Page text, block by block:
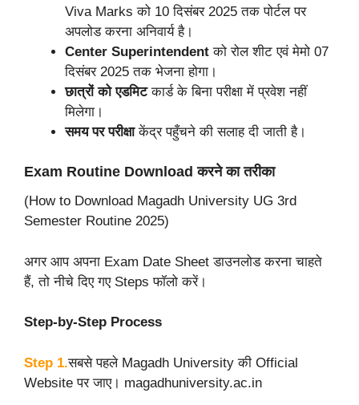
Viva Marks को 10 दिसंबर 2025 तक पोर्टल पर
अपलोड करना अनिवार्य है।
Center Superintendent को रोल शीट एवं मेमो 07
दिसंबर 2025 तक भेजना होगा।
छात्रों को एडमिटकार्ड के बिना परीक्षा में प्रवेश नहीं
मिलेगा।
समय पर परीक्षाकेंद्र पहुँचने की सलाह दी जाती है।
Exam Routine Download करने का तरीका
(How to Download Magadh University UG 3rd
Semester Routine 2025)
अगर आप अपना Exam Date Sheet डाउनलोड करना चाहते
हैं, तो नीचे दिए गए Steps फॉलो करें।
Step-by-Step Process
Step 1.सबसे पहले Magadh University की Official
Website पर जाए। magadhuniversity.ac.in